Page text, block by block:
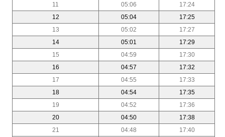
11
05:06
17:24
12
05:04
17:25
13
05:02
17:27
14
05:01
17:29
15
04:59
17:30
16
04:57
17:32
17
04:55
17:33
18
04:54
17:35
19
04:52
17:36
20
04:50
17:38
21
04:48
17:40